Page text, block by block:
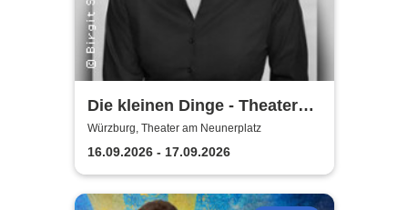
Die kleinen Dinge - Theater
am Neunerplatz
Würzburg, Theater am Neunerplatz
16.09.2026 - 17.09.2026